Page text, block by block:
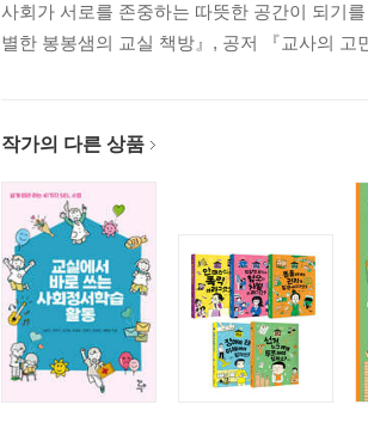
사회가 서로를 존중하는 따뜻한 공간이 되기
별한 봉봉샘의 교실 책방』, 공저 『교사의 고
작가의 다른 상품